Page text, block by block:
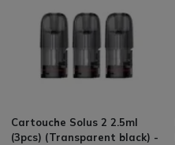
Cartouche Solus 2 2.5ml
(3pcs) (Transparent black) -